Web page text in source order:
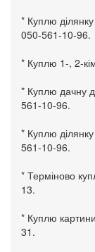
* Куплю
050-561-10-96.
* Куплю 1-, 2-
* Куплю дачну
561-10-96.
* Куплю
561-10-96.
* Терміново
13.
* Куплю
31.